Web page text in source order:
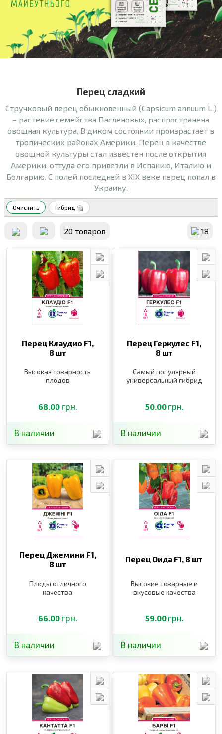
Перец сладкий
Стручковый перец обыкновенный (Capsicum annuum L.)
– растение семейства Пасленовых, распространена
овощная культура. В диком состоянии произрастает в
тропических районах Америки. Перец в качестве
овощной культуры стал известен после открытия
Америки, оттуда его привезли в Испанию, Италию и
Болгарию. С полей последней в XIX веке перец попал в
Украину.
Очистить Гибрид
20 товаров 18
Перец Клаудио F1,
8 шт
Высокая товарность
плодов
68.00 грн.
В наличии
Перец Геркулес F1,
8 шт
Самый популярный
универсальный гибрид
50.00 грн.
В наличии
Перец Джемини F1,
8 шт
Плоды отличного
качества
66.00 грн.
В наличии
Перец Оида F1, 8 шт
Высокие товарные и
вкусовые качества
59.00 грн.
В наличии